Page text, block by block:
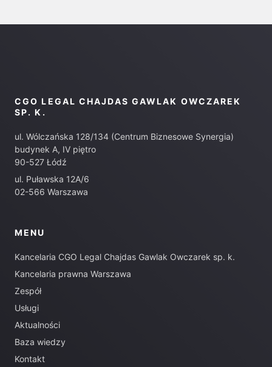
CGO LEGAL CHAJDAS GAWLAK OWCZAREK
SP. K.
ul. Wólczańska 128/134 (Centrum Biznesowe Synergia)
budynek A, IV piętro
90-527 Łódź
ul. Puławska 12A/6
02-566 Warszawa
MENU
Kancelaria CGO Legal Chajdas Gawlak Owczarek sp. k.
Kancelaria prawna Warszawa
Zespół
Usługi
Aktualności
Baza wiedzy
Kontakt